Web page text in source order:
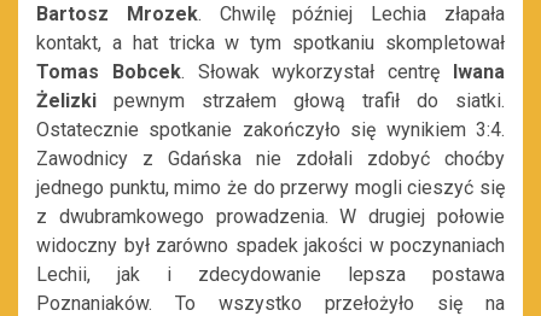
Bartosz Mrozek. Chwilę później Lechia złapała
kontakt, a hat tricka w tym spotkaniu skompletował
Tomas Bobcek. Słowak wykorzystał centrę Iwana
Żelizki pewnym strzałem głową trafił do siatki.
Ostatecznie spotkanie zakończyło się wynikiem 3:4.
Zawodnicy z Gdańska nie zdołali zdobyć choćby
jednego punktu, mimo że do przerwy mogli cieszyć się
z dwubramkowego prowadzenia. W drugiej połowie
widoczny był zarówno spadek jakości w poczynaniach
Lechii, jak i zdecydowanie lepsza postawa
Poznaniaków. To wszystko przełożyło się na